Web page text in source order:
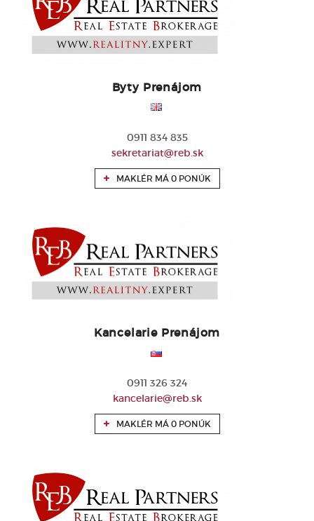
Byty Prenájom
0911 834 835
sekretariat@reb.sk
MAKLÉR MÁ 0 PONÚK
Kancelarie Prenájom
0911 326 324
kancelarie@reb.sk
MAKLÉR MÁ 0 PONÚK